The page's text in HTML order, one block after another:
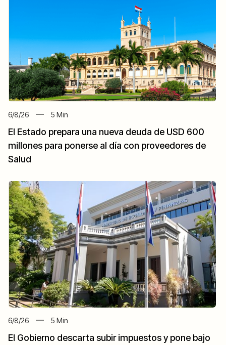
6/8/26 5 Min
El Estado prepara una nueva deuda de USD 600
millones para ponerse al día con proveedores de
Salud
6/8/26 5 Min
El Gobierno descarta subir impuestos y pone bajo